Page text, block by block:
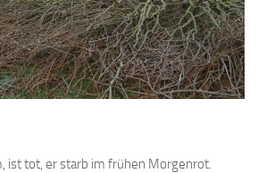
ist tot, er starb im frühen Morgenrot.